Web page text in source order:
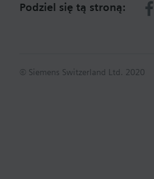
Podziel się tą stroną:
© Siemens Switzerland Ltd. 2020